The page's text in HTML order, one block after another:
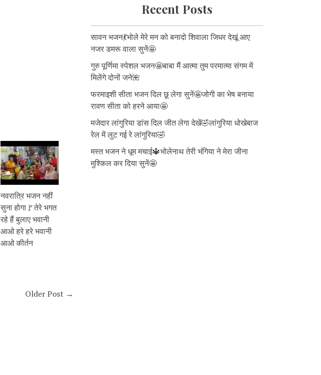
नवरात्रि भजन नहीं
सुना होगा🚩तेरे भगत
रहे हैं बुलाए भवानी
आओ हरे हरे भवानी
आओ कीर्तन
Older Post →
Recent Posts
सावन भजन💃भोले मेरे मन को बनादो शिवाला जिधर देखूं आए
नजर डमरू वाला सुनें🤩
गुरु पूर्णिमा स्पेशल भजन🤩बाबा मैं आत्मा तुम परमात्मा संगम में
मिलेंगे दोनों जने🌺
फरमाइशी सीता भजन दिल छू लेगा सुनें🤩जोगी का भेष बनाया
रावण सीता को हरने आया🤩
मजेदार लांगुरिया डांस दिल जीत लेगा देखें🤣लांगुरिया धोखेबाज
रेल में लुट गई रे लांगुरिया🤣
मस्त भजन ने धूम मचाई🔱भोलेनाथ तेरी भंगिया ने मेरा जीना
मुश्किल कर दिया सुनें🤩